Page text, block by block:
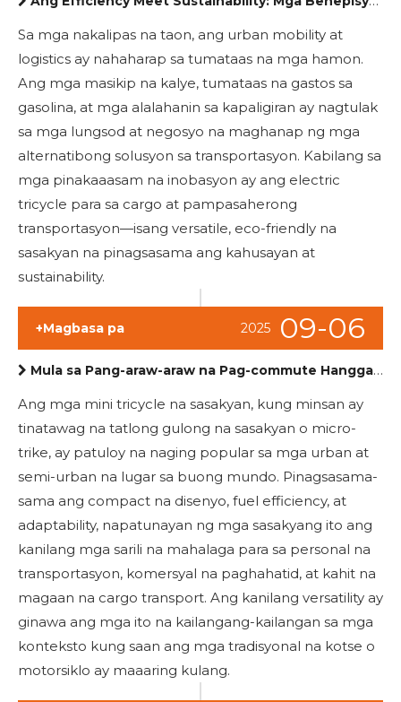
Sa mga nakalipas na taon, ang urban mobility at
logistics ay nahaharap sa tumataas na mga hamon.
Ang mga masikip na kalye, tumataas na gastos sa
gasolina, at mga alalahanin sa kapaligiran ay nagtulak
sa mga lungsod at negosyo na maghanap ng mga
alternatibong solusyon sa transportasyon. Kabilang sa
mga pinakaaasam na inobasyon ay ang electric
tricycle para sa cargo at pampasaherong
transportasyon—isang versatile, eco-friendly na
sasakyan na pinagsasama ang kahusayan at
sustainability.
09-06
2025
+Magbasa pa
Mula sa Pang-araw-araw na Pag-commute Hanggang sa Last-Mile Delivery: Ang Kakayahan ng Mga Mini Tricycle na Sasakyan
Ang mga mini tricycle na sasakyan, kung minsan ay
tinatawag na tatlong gulong na sasakyan o micro-
trike, ay patuloy na naging popular sa mga urban at
semi-urban na lugar sa buong mundo. Pinagsasama-
sama ang compact na disenyo, fuel efficiency, at
adaptability, napatunayan ng mga sasakyang ito ang
kanilang mga sarili na mahalaga para sa personal na
transportasyon, komersyal na paghahatid, at kahit na
magaan na cargo transport. Ang kanilang versatility ay
ginawa ang mga ito na kailangang-kailangan sa mga
konteksto kung saan ang mga tradisyonal na kotse o
motorsiklo ay maaaring kulang.